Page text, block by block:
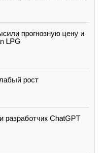
прогнозную цену и
LPG
рост
разработчик ChatGPT